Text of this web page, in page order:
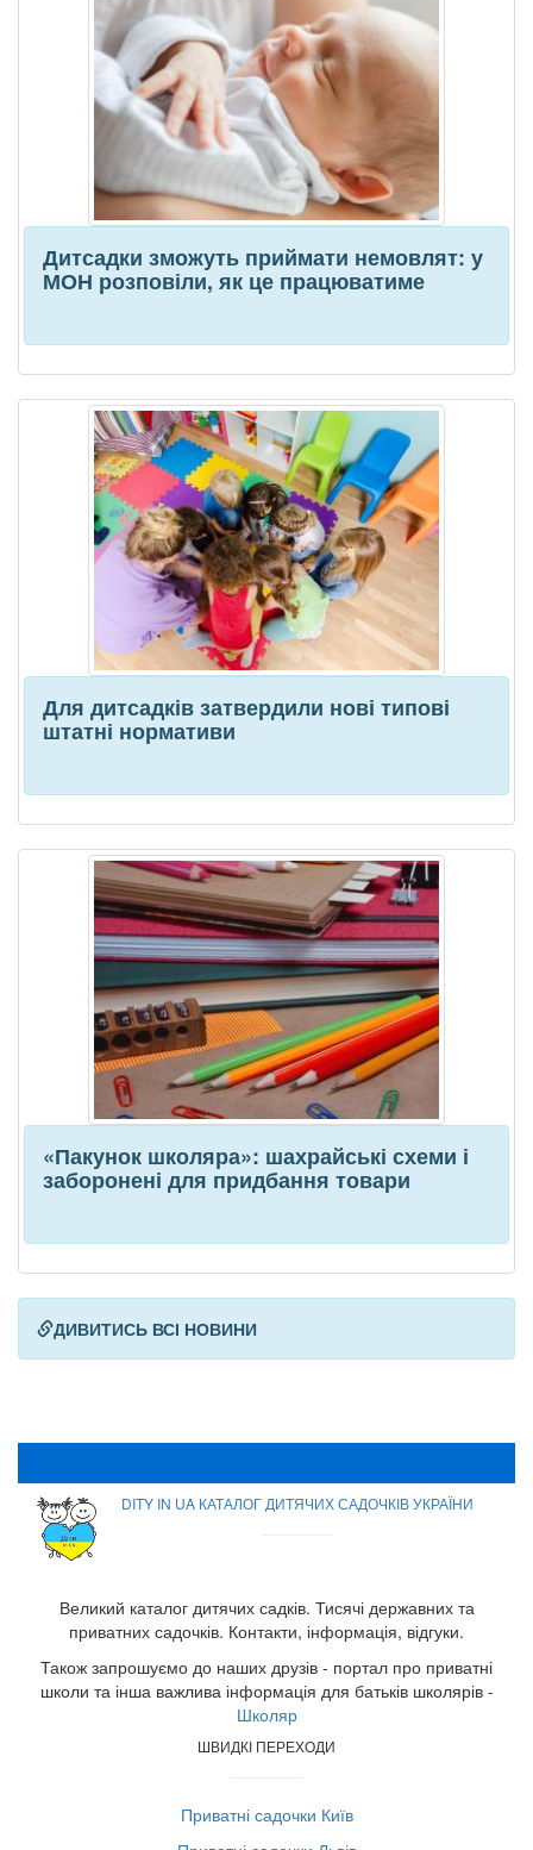
Дитсадки зможуть приймати немовлят: у
МОН розповіли, як це працюватиме
Для дитсадків затвердили нові типові
штатні нормативи
«Пакунок школяра»: шахрайські схеми і
заборонені для придбання товари
ДИВИТИСЬ ВСІ НОВИНИ
DITY IN UA КАТАЛОГ ДИТЯЧИХ САДОЧКІВ УКРАЇНИ
Великий каталог дитячих садків. Тисячі державних та
приватних садочків. Контакти, інформація, відгуки.
Також запрошуємо до наших друзів - портал про приватні
школи та інша важлива інформація для батьків школярів -
Школяр
ШВИДКІ ПЕРЕХОДИ
Приватні садочки Київ